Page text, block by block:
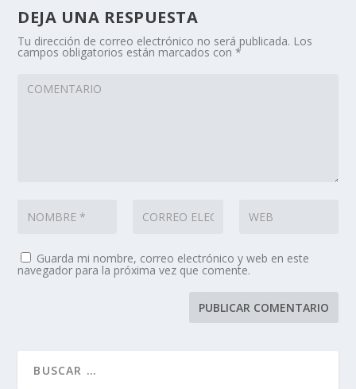
DEJA UNA RESPUESTA
Tu dirección de correo electrónico no será publicada. Los
campos obligatorios están marcados con*
Guarda mi nombre, correo electrónico y web en este
navegador para la próxima vez que comente.